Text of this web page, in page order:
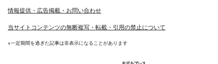
情報提供・広告掲載・お問い合わせ
当サイトコンテンツの無断複写・転載・引用の禁止について
※一定期間を過ぎた記事は非表示になることがあります